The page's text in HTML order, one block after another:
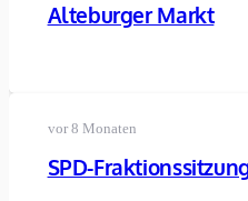
Alteburger Markt
vor 8 Monaten
SPD-